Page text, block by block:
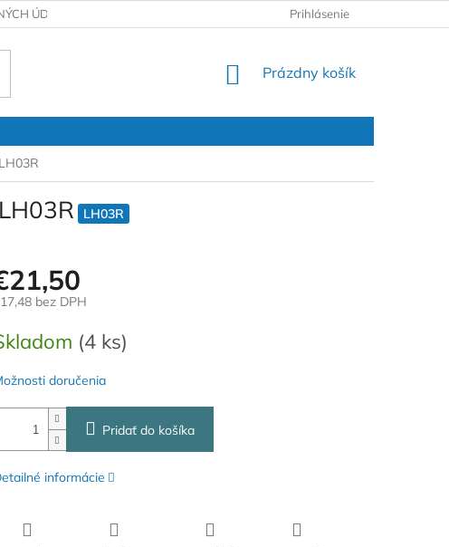
ÚDAJOV Prihlásenie
NÁKUPNÝ
Prázdny košík
LH03R
bez DPH
(4 ks)
doručenia
Pridať do košíka
informácie